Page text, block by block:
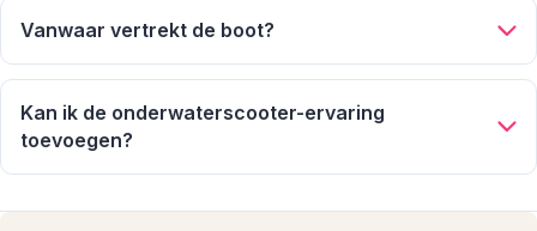
Vanwaar vertrekt de boot?
De Delphi Watersports Hut, op het strand achter de Hyatt
Regency-handdoekenhut. Er is geen ophaalservice.
Beschikbaar van 9:30 tot 16:00 uur.
Kan ik de onderwaterscooter-ervaring
toevoegen?
30 minuten onderwaterverkenning, inclusief instructies en